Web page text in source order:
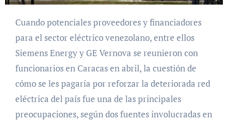
Cuando potenciales proveedores y financiadores
para el sector eléctrico venezolano, entre ellos
Siemens Energy y GE Vernova se reunieron con
funcionarios en Caracas en abril, la cuestión de
cómo se les pagaría por reforzar la deteriorada red
eléctrica del país fue una de las principales
preocupaciones, según dos fuentes involucradas en